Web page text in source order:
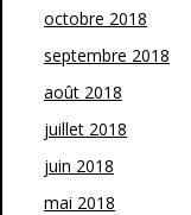
octobre 2018
septembre 2018
août 2018
juillet 2018
juin 2018
mai 2018